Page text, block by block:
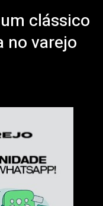
clássico
no varejo